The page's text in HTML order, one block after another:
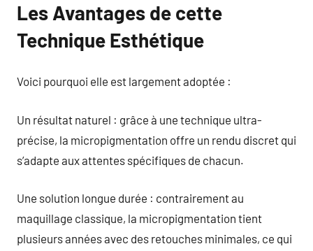
Les Avantages de cette
Technique Esthétique
Voici pourquoi elle est largement adoptée :
Un résultat naturel : grâce à une technique ultra-
précise, la micropigmentation offre un rendu discret qui
s’adapte aux attentes spécifiques de chacun.
Une solution longue durée : contrairement au
maquillage classique, la micropigmentation tient
plusieurs années avec des retouches minimales, ce qui